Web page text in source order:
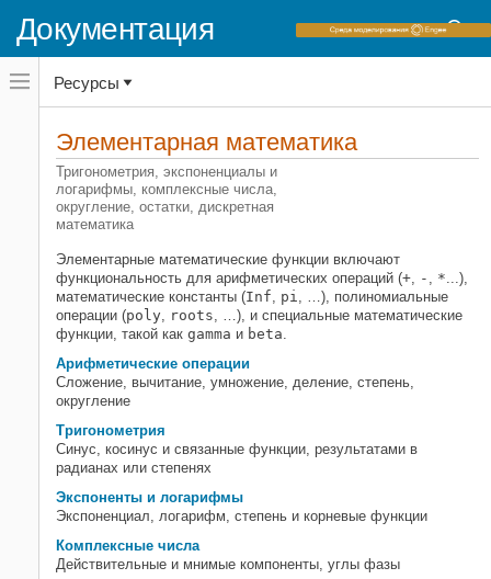
Документация
Переключатель
навигационного
меню
переключатель
навигационного
MATLAB
Математика
Категория
Арифметические операции
Тригонометрия
Экспоненты и логарифмы
Дискретная математика
Многочлены
Специальные функции
Константы и тестовые матрицы
Генерация случайных чисел
Оптимизация
Ресурсы
Элементарная математика
Тригонометрия, экспоненциалы и
логарифмы, комплексные числа,
округление, остатки, дискретная
математика
Элементарные математические функции включают
функциональность для арифметических операций (+, - , *...),
математические константы (Inf, pi, …), полиномиальные
операции (poly, roots, …), и специальные математические
функции, такой как gamma и beta.
Арифметические операции
Сложение, вычитание, умножение, деление, степень,
округление
Тригонометрия
Синус, косинус и связанные функции, результатами в
радианах или степенях
Экспоненты и логарифмы
Экспоненциал, логарифм, степень и корневые функции
Комплексные числа
Действительные и мнимые компоненты, углы фазы